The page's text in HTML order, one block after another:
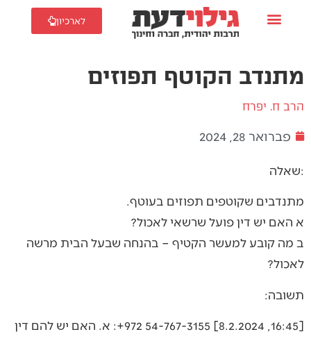
לארכיון
מתנדב הקוטף תפוזים
הרב ח. יפרח
פברואר 28, 2024
שאלה:
מתנדבים שקוטפים תפוזים בעוטף.
א האם יש דין פועל שרשאי לאכול?
ב מה קובע למעשר הקטיף – בהנחה שבעל הבית מרשה
לאכול?
תשובה:
[16:45, 8.2.2024] ⁦+972 54-767-3155⁩: א. האם יש להם דין